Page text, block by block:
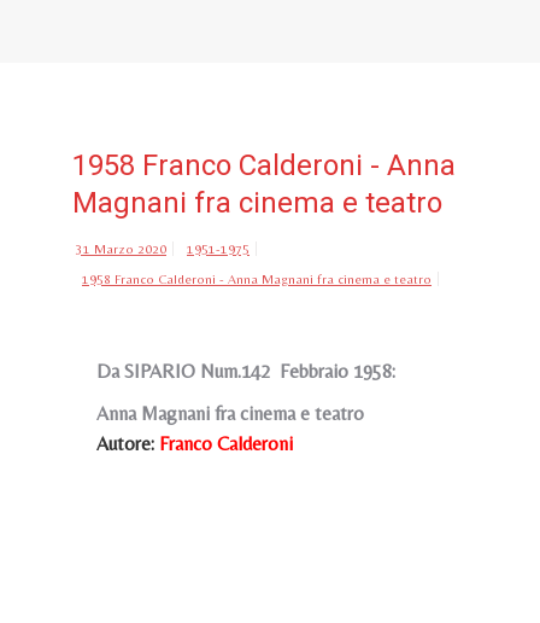
1958 Franco Calderoni - Anna
Magnani fra cinema e teatro
31 Marzo 2020 1951-1975
1958 Franco Calderoni - Anna Magnani fra cinema e teatro
Da SIPARIO Num.142 Febbraio 1958:
Anna Magnani fra cinema e teatro
Autore: Franco Calderoni